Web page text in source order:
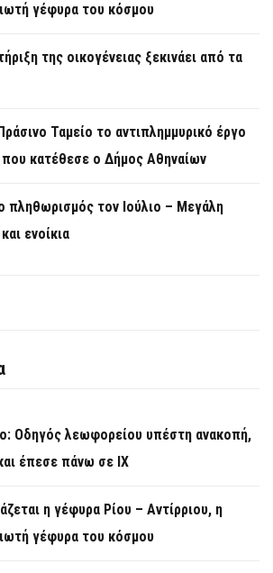
γέφυρα του κόσμου
της οικογένειας ξεκινάει από τα
Ταμείο το αντιπλημμυρικό έργο
κατέθεσε ο Δήμος Αθηναίων
πληθωρισμός τον Ιούλιο – Μεγάλη
ενοίκια
Οδηγός λεωφορείου υπέστη ανακοπή,
έπεσε πάνω σε ΙΧ
η γέφυρα Ρίου – Αντίρριου, η
γέφυρα του κόσμου